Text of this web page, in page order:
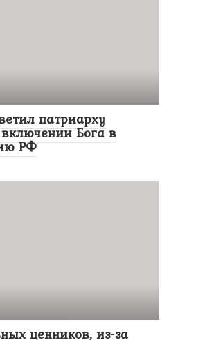
патриарху
Бога в
РФ
ценников, из-за